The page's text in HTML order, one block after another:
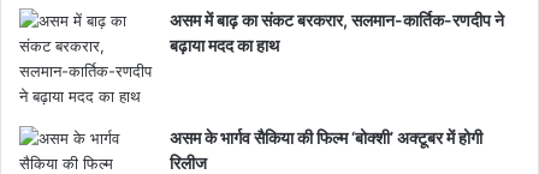
असम में बाढ़ का संकट बरकरार, सलमान-कार्तिक-रणदीप ने
बढ़ाया मदद का हाथ
असम के भार्गव सैकिया की फिल्म ‘बोक्शी’ अक्टूबर में होगी
रिलीज